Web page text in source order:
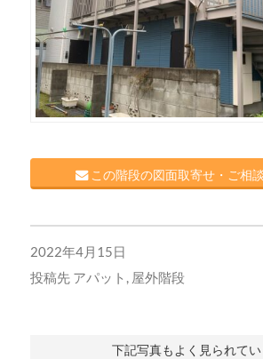
この階段の図面取寄せ・ご相
2022年4月15日
投稿先 アパット , 屋外階段
下記写真もよく見られて